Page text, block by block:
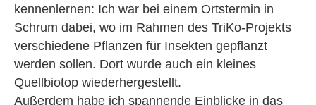
kennenlernen: Ich war bei einem Ortstermin in
Schrum dabei, wo im Rahmen des TriKo-Projekts
verschiedene Pflanzen für Insekten gepflanzt
werden sollen. Dort wurde auch ein kleines
Quellbiotop wiederhergestellt.
Außerdem habe ich spannende Einblicke in das